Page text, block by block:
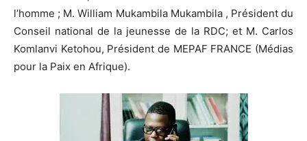
l’homme ; M. William Mukambila Mukambila , Président du
Conseil national de la jeunesse de la RDC; et M. Carlos
Komlanvi Ketohou, Président de MEPAF FRANCE (Médias
pour la Paix en Afrique).